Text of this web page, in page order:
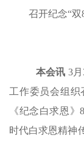
召开纪念“双
本会讯 3
工作委员会组织
《纪念白求恩
时代白求恩精神